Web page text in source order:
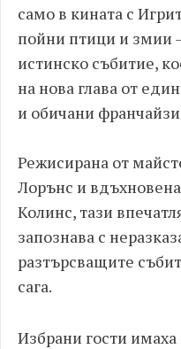
само в кината с
пойни птици и змии
истинско събитие,
на нова глава от
и обичани
Режисирана от
Лорънс и
Колинс, тази
запознава с
разтърсващите
сага.
Избрани гости